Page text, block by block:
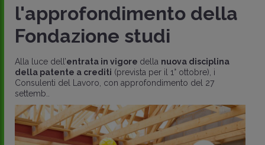
l'approfondimento della
Fondazione studi
Alla luce dell’entrata in vigore della nuova disciplina
della patente a crediti (prevista per il 1° ottobre), i
Consulenti del Lavoro, con approfondimento del 27
settemb..